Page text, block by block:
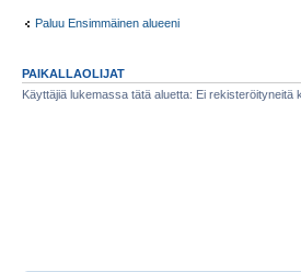
Paluu Ensimmäinen alueeni
PAIKALLAOLIJAT
Käyttäjiä lukemassa tätä aluetta: Ei rekisteröityneitä